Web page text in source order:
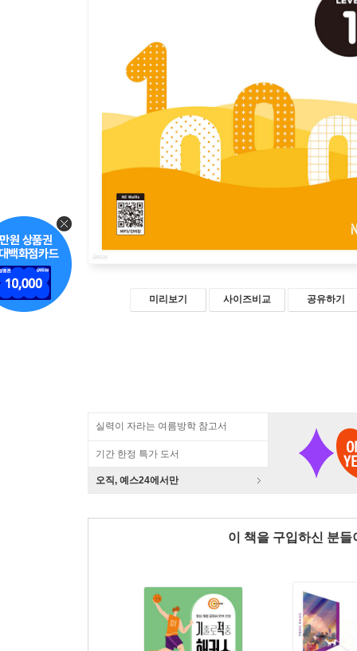
미리보기 사이즈비교 공유하기
실력이 자라는 여름방학 참고서
기간 한정 특가 도서
오직, 예스24에서만
이 책을 구입하신 분